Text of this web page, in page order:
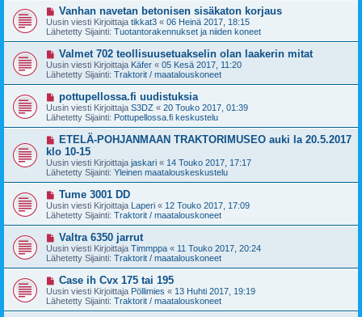
v
e
s
t
U
u
s
i
v
e
s
t
Vanhan navetan betonisen sisäkaton korjaus
Uusin viesti Kirjoittaja tikkat3 « 06 Heinä 2017, 18:15
Lähetetty Sijainti: Tuotantorakennukset ja niiden koneet
U
u
s
i
e
s
t
Valmet 702 teollisuusetuakselin olan laakerin mitat
Uusin viesti Kirjoittaja Käfer « 05 Kesä 2017, 11:20
Lähetetty Sijainti: Traktorit / maatalouskoneet
U
u
s
i
v
e
s
t
i
pottupellossa.fi uudistuksia
Uusin viesti Kirjoittaja S3DZ « 20 Touko 2017, 01:39
Lähetetty Sijainti: Pottupellossa.fi keskustelu
U
s
i
v
i
s
t
i
ETELÄ-POHJANMAAN TRAKTORIMUSEO auki la 20.5.2017
klo 10-15
Uusin viesti Kirjoittaja jaskari « 14 Touko 2017, 17:17
Lähetetty Sijainti: Yleinen maatalouskeskustelu
U
u
s
i
v
e
s
t
Tume 3001 DD
Uusin viesti Kirjoittaja Laperi « 12 Touko 2017, 17:09
Lähetetty Sijainti: Traktorit / maatalouskoneet
U
u
s
i
e
s
t
Valtra 6350 jarrut
Uusin viesti Kirjoittaja Timmppa « 11 Touko 2017, 20:24
Lähetetty Sijainti: Traktorit / maatalouskoneet
U
u
s
i
Case ih Cvx 175 tai 195
Uusin viesti Kirjoittaja Pöllimies « 13 Huhti 2017, 19:19
Lähetetty Sijainti: Traktorit / maatalouskoneet